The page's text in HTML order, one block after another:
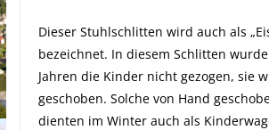
Dieser Stuhlschlitten wird auch als
bezeichnet. In diesem Schlitten
Jahren die Kinder nicht gezogen, sie
geschoben. Solche von Hand
dienten im Winter auch als